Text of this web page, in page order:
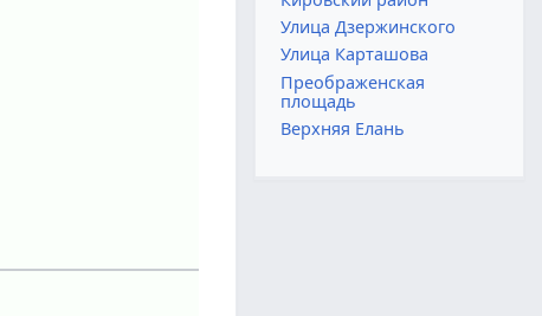
Улица Дзержинского
Улица Карташова
Преображенская
площадь
Верхняя Елань